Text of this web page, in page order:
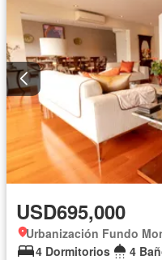
USD695,000
Urbanización Fundo
4 Dormitorios
4